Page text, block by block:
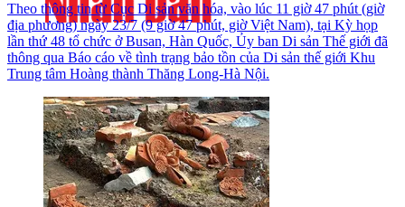
Theo thông tin từ Cục Di sản văn hóa, vào lúc 11 giờ 47 phút (giờ
địa phương) ngày 23/7 (9 giờ 47 phút, giờ Việt Nam), tại Kỳ họp
lần thứ 48 tổ chức ở Busan, Hàn Quốc, Ủy ban Di sản Thế giới đã
thông qua Báo cáo về tình trạng bảo tồn của Di sản thế giới Khu
Trung tâm Hoàng thành Thăng Long-Hà Nội.